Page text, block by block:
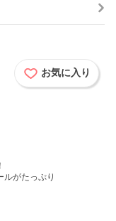
お気に入り
ルがたっぷり